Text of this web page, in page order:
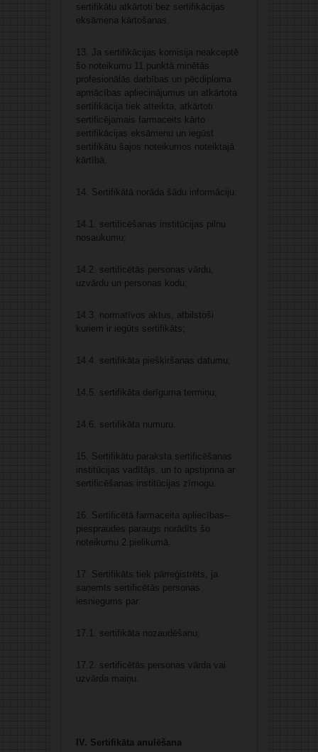
sertifikātu atkārtoti bez sertifikācijas
eksāmena kārtošanas.
13. Ja sertifikācijas komisija neakceptē
šo noteikumu 11.punktā minētās
profesionālās darbības un pēcdiploma
apmācības apliecinājumus un atkārtota
sertifikācija tiek atteikta, atkārtoti
sertificējamais farmaceits kārto
sertifikācijas eksāmenu un iegūst
sertifikātu šajos noteikumos noteiktajā
kārtībā.
14. Sertifikātā norāda šādu informāciju:
14.1. sertificēšanas institūcijas pilnu
nosaukumu;
14.2. sertificētās personas vārdu,
uzvārdu un personas kodu;
14.3. normatīvos aktus, atbilstoši
kuriem ir iegūts sertifikāts;
14.4. sertifikāta piešķiršanas datumu;
14.5. sertifikāta derīguma termiņu;
14.6. sertifikāta numuru.
15. Sertifikātu paraksta sertificēšanas
institūcijas vadītājs, un to apstiprina ar
sertificēšanas institūcijas zīmogu.
16. Sertificētā farmaceita apliecības–
piespraudes paraugs norādīts šo
noteikumu 2.pielikumā.
17. Sertifikāts tiek pārreģistrēts, ja
saņemts sertificētās personas
iesniegums par:
17.1. sertifikāta nozaudēšanu;
17.2. sertificētās personas vārda vai
uzvārda maiņu.
IV. Sertifikāta anulēšana